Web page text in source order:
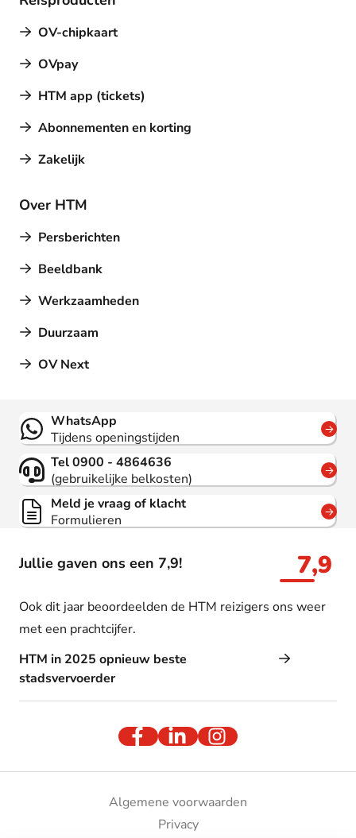
OV-chipkaart
OVpay
HTM app (tickets)
Abonnementen en korting
Zakelijk
Over HTM
Persberichten
Beeldbank
Werkzaamheden
Duurzaam
OV Next
Jullie gaven ons een 7,9! 7,9
Ook dit jaar beoordeelden de HTM reizigers ons weer
met een prachtcijfer.
HTM in 2025 opnieuw beste
stadsvervoerder
Contact
WhatsApp
Tijdens openingstijden
Tel 0900 - 4864636
(gebruikelijke belkosten)
Meld je vraag of klacht
Formulieren
Algemene voorwaarden
Privacy